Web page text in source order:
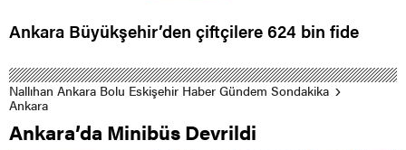
Ankara Büyükşehir’den çiftçilere 624 bin fide
Nallıhan Ankara Bolu Eskişehir Haber Gündem Sondakika
Ankara
Ankara’da Minibüs Devrildi